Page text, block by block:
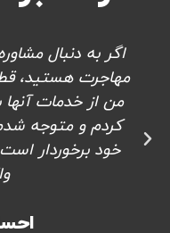
اگر به دنبال
مهاجرت هستید،
من از خدمات آنها
کردم و متوجه
خود برخوردار